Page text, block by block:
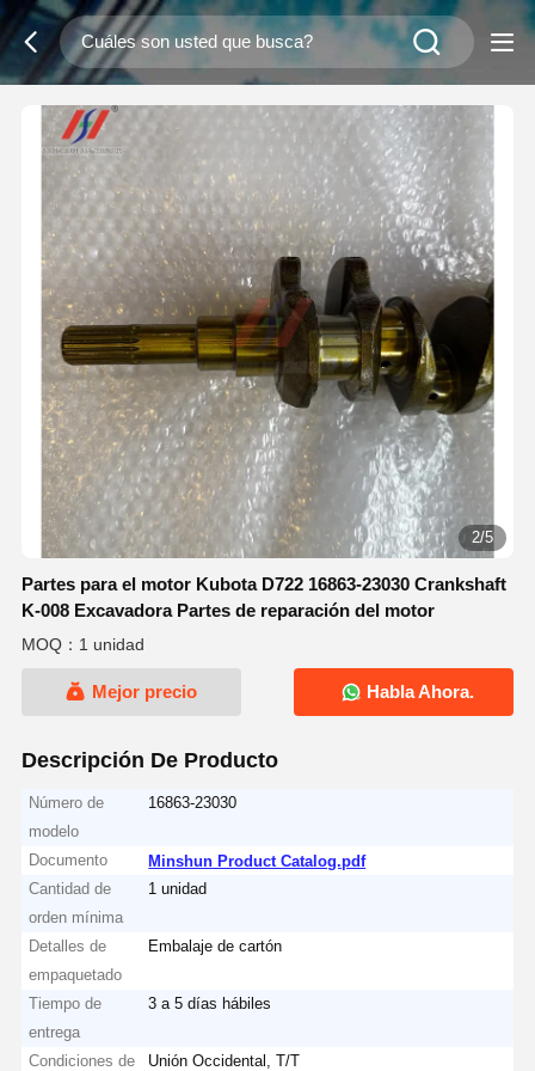
2/5
Partes para el motor Kubota D722 16863-23030 Crankshaft
K-008 Excavadora Partes de reparación del motor
MOQ：1 unidad
Mejor precio Habla Ahora.
Descripción De Producto
Número de
modelo
16863-23030
Documento
Minshun Product Catalog.pdf
Cantidad de
orden mínima
1 unidad
Detalles de
empaquetado
Embalaje de cartón
Tiempo de
entrega
3 a 5 días hábiles
Condiciones de
Unión Occidental, T/T